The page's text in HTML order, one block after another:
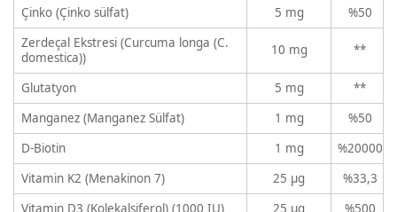
Çinko (Çinko sülfat) 5 mg
%50
Zerdeçal Ekstresi (Curcuma longa (C.
domestica))
10 mg **
Glutatyon 5 mg
**
Manganez (Manganez Sülfat)
1 mg
%50
D-Biotin
1 mg
%20000
Vitamin K2 (Menakinon 7)
25 µg
%33,3
Vitamin D3 (Kolekalsiferol) (1000 IU)
25 µg %500